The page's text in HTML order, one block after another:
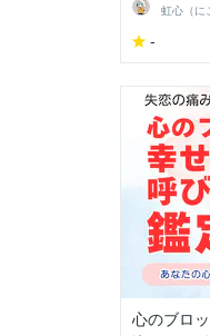
-
心のブロ